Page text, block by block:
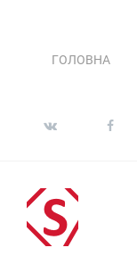
ГОЛОВНА